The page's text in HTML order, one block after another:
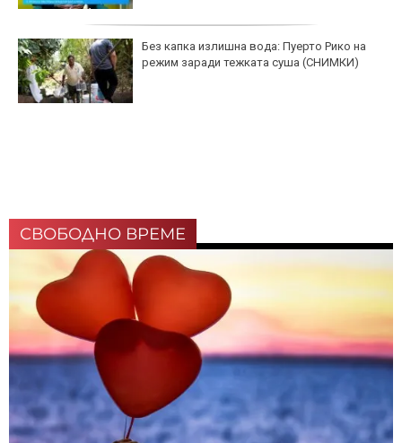
Без капка излишна вода: Пуерто Рико на
режим заради тежката суша (СНИМКИ)
СВОБОДНО ВРЕМЕ